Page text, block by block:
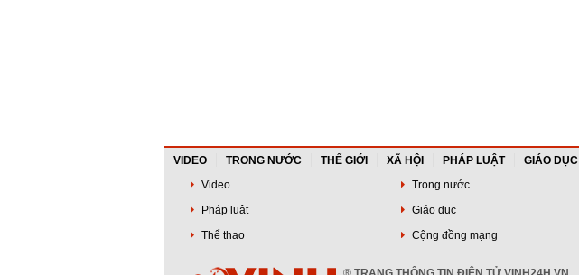
VIDEO TRONG NƯỚC THẾ GIỚI XÃ HỘI PHÁP LUẬT GIÁO DỤC
Video
Trong nước
Pháp luật
Giáo dục
Thể thao
Cộng đồng mạng